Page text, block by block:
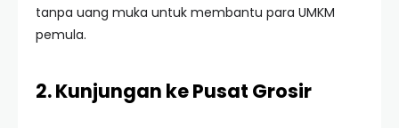
tanpa uang muka untuk membantu para UMKM
pemula.
2. Kunjungan ke Pusat Grosir